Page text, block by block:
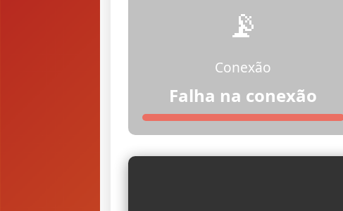
📡
Conexão
Falha na conexão